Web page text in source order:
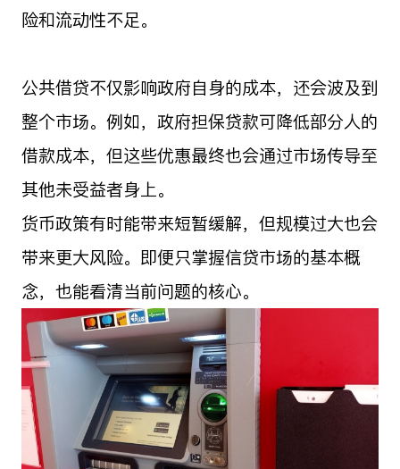
险和流动性不足。
公共借贷不仅影响政府自身的成本，还会波及到
整个市场。例如，政府担保贷款可降低部分人的
借款成本，但这些优惠最终也会通过市场传导至
其他未受益者身上。
货币政策有时能带来短暂缓解，但规模过大也会
带来更大风险。即便只掌握信贷市场的基本概
念，也能看清当前问题的核心。